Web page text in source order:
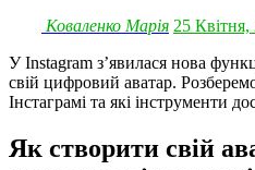
Коваленко Марія 25 Квітня,
У Instagram з’явилася нова
свій цифровий аватар.
Інстаграмі та які інструменти
Як створити свій